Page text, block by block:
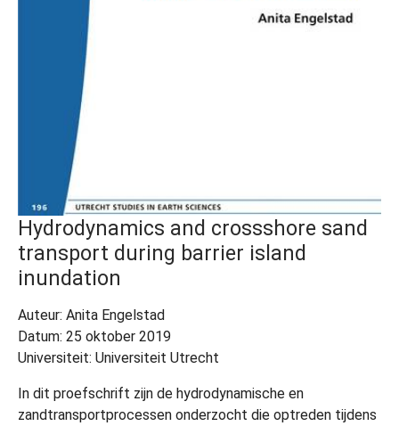
Hydrodynamics and crossshore sand
transport during barrier island
inundation
Auteur: Anita Engelstad
Datum: 25 oktober 2019
Universiteit: Universiteit Utrecht
In dit proefschrift zijn de hydrodynamische en
zandtransportprocessen onderzocht die optreden tijdens